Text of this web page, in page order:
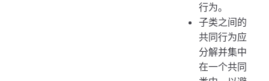
行为。
子类之间的
共同行为应
分解并集中
在一个共同